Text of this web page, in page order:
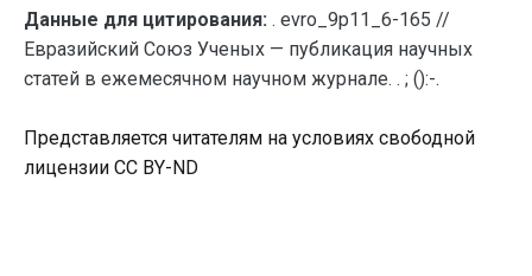
Данные для цитирования: . evro_9p11_6-165 //
Евразийский Союз Ученых — публикация научных
статей в ежемесячном научном журнале. . ; ():-.
Представляется читателям на условиях свободной
лицензии CC BY-ND